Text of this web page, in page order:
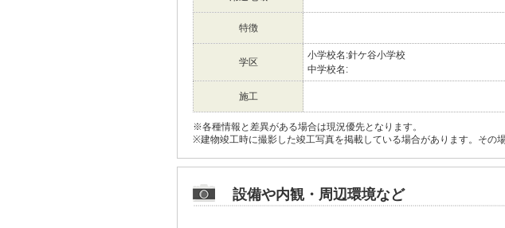
特徴
学区
小学校名:針ケ谷小学校
中学校名:
施工
※各種情報と差異がある場合は現況優先となります。
※建物竣工時に撮影した竣工写真を掲載している場合があります。その
設備や内観・周辺環境など